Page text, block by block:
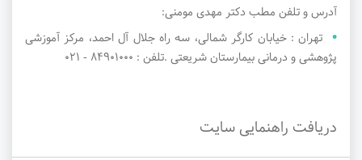
آدرس و تلفن مطب دکتر مهدی مومنی:
تهران : خیابان کارگر شمالی، سه راه جلال آل احمد، مرکز آموزشی
پژوهشی و درمانی بیمارستان شریعتی .تلفن : 84901000 - ۰۲۱
دریافت راهنمایی سایت